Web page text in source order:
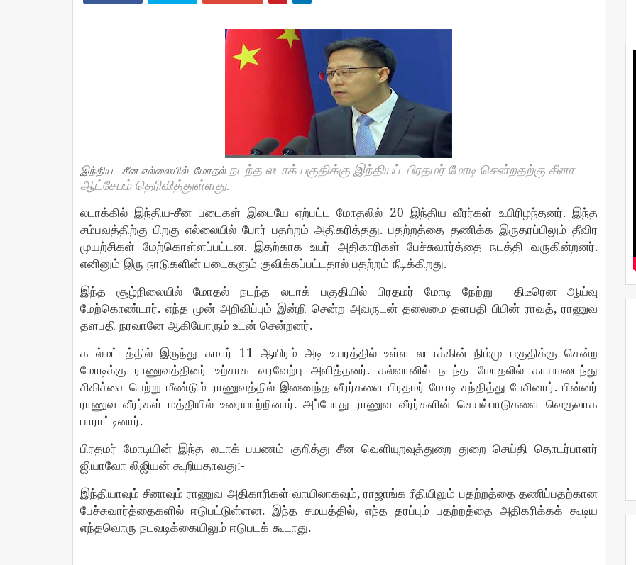
இந்திய - சீன எல்லையில் மோதல் நடந்த லடாக் பகுதிக்கு இந்தியப் பிரதமர் மோடி சென்றதற்கு சீனா
ஆட்சேபம் தெரிவித்துள்ளது.
லடாக்கில் இந்திய-சீன படைகள் இடையே ஏற்பட்ட மோதலில் 20 இந்திய வீரர்கள் உயிரிழந்தனர். இந்த
சம்பவத்திற்கு பிறகு எல்லையில் போர் பதற்றம் அதிகரித்தது.பதற்றத்தை தணிக்க இருதரப்பிலும் தீவிர
முயற்சிகள்
மேற்கொள்ளப்பட்டன. இதற்காக உயர் அதிகாரிகள் பேச்சுவார்த்தை நடத்தி வருகின்றனர்.
எனினும் இரு நாடுகளின் படைகளும் குவிக்கப்பட்டதால் பதற்றம் நீடிக்கிறது.
இந்த சூழ்நிலையில் மோதல் நடந்த லடாக் பகுதியில் பிரதமர் மோடி நேற்று திடீரென
ஆய்வு
மேற்கொண்டார். எந்த முன் அறிவிப்பும் இன்றி சென்ற அவருடன் தலைமை தளபதி பிபின் ராவத், ராணுவ
தளபதி நரவானே ஆகியோரும் உடன் சென்றனர்.
கடல்மட்டத்தில் இருந்து சுமார் 11 ஆயிரம் அடி உயரத்தில் உள்ள லடாக்கின் நிம்மு பகுதிக்கு சென்ற
மோடிக்கு
ராணுவத்தினர் உற்சாக வரவேற்பு அளித்தனர்.கல்வானில் நடந்த மோதலில்
காயமடைந்து
சிகிச்சை பெற்று மீண்டும் ராணுவத்தில் இணைந்த வீரர்களை பிரதமர் மோடி சந்தித்து பேசினார். பின்னர்
ராணுவ வீரர்கள் மத்தியில் உரையாற்றினார்.அப்போது ராணுவ வீரர்களின் செயல்பாடுகளை வெகுவாக
பாராட்டினார்.
பிரதமர் மோடியின் இந்த லடாக் பயணம் குறித்து சீன வெளியுறவுத்துறை துறை செய்தி
தொடர்பாளர்
ஜியாவோ லிஜியன் கூறியதாவது:-
இந்தியாவும் சீனாவும் ராணுவ அதிகாரிகள் வாயிலாகவும்,ராஜாங்க ரீதியிலும் பதற்றத்தை தணிப்பதற்கான
பேச்சுவார்த்தைகளில் ஈடுபட்டுள்ளன. இந்த சமயத்தில், எந்த தரப்பும் பதற்றத்தை அதிகரிக்கக் கூடிய
எந்தவொரு நடவடிக்கையிலும் ஈடுபடக் கூடாது.